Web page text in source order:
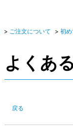
> ご注文について > 初
よくあ
戻る